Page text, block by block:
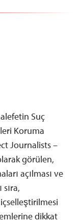
Suç
Koruma
Journalists –
görülen,
açılması ve
dikkat